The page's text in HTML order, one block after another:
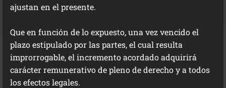
ajustan en el presente.
Que en función de lo expuesto, una vez vencido el
plazo estipulado por las partes, el cual resulta
improrrogable, el incremento acordado adquirirá
carácter remunerativo de pleno de derecho y a todos
los efectos legales.